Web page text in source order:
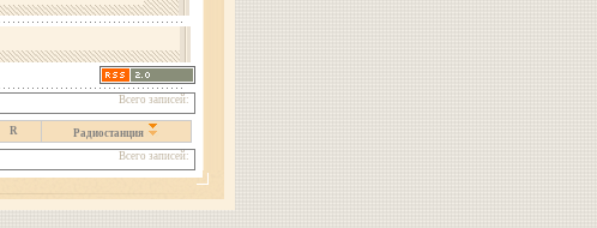
Всего записей:
R
Радиостанция
Всего записей: